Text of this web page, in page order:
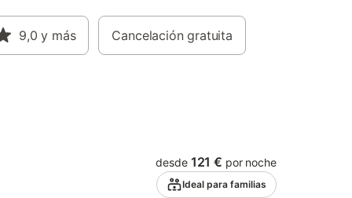
9,0 y más Cancelación gratuita
desde 121 € por noche
Ideal para familias